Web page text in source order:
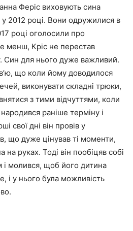
Феріс виховують сина
2012 році. Вони одружилися в
році оголосили про
менш, Кріс не перестав
Син для нього дуже важливий.
що коли йому доводилося
виконувати складні трюки,
з тими відчуттями, коли
раніше терміну і
свої дні він провів у
що дуже цінував ті моменти,
на руках. Тоді він пообіцяв собі
молився, щоб його дитина
і у нього була можливість